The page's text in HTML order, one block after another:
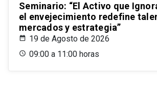
Seminario: “El Activo que
el envejecimiento redefine
mercados y estrategia”
19 de Agosto de 2026
09:00 a 11:00 horas